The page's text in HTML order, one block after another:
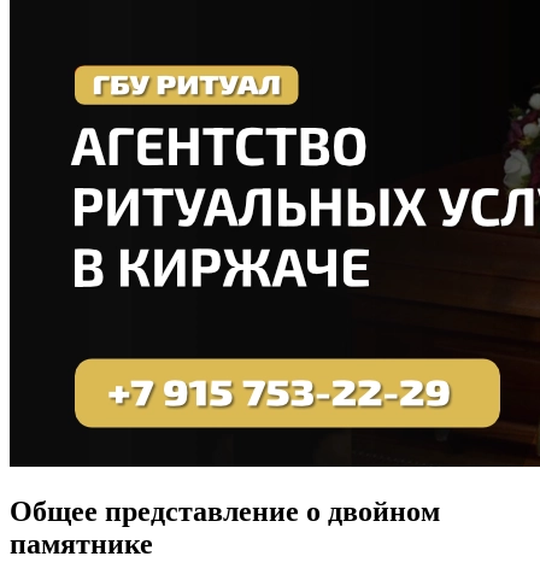
Общее представление о двойном
памятнике